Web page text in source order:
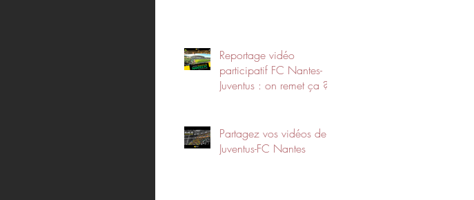
Reportage vidéo
participatif FC Nantes-
Juventus : on remet ça ?
Partagez vos vidéos de
Juventus-FC Nantes